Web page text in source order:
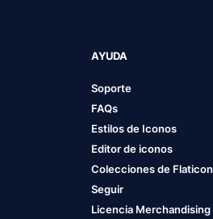
AYUDA
Soporte
FAQs
Estilos de Iconos
Editor de iconos
Colecciones de Flaticon
Seguir
Licencia Merchandising